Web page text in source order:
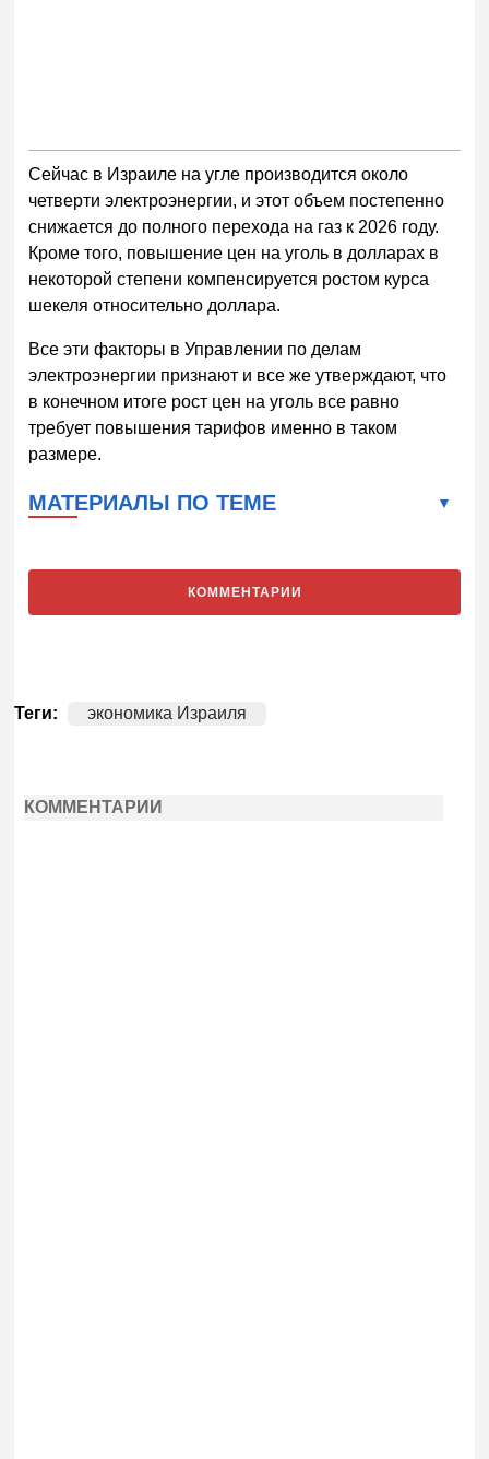
Сейчас в Израиле на угле производится около
четверти электроэнергии, и этот объем постепенно
снижается до полного перехода на газ к 2026 году.
Кроме того, повышение цен на уголь в долларах в
некоторой степени компенсируется ростом курса
шекеля относительно доллара.
Все эти факторы в Управлении по делам
электроэнергии признают и все же утверждают, что
в конечном итоге рост цен на уголь все равно
требует повышения тарифов именно в таком
размере.
МАТЕРИАЛЫ ПО ТЕМЕ
КОММЕНТАРИИ
Теги: экономика Израиля
КОММЕНТАРИИ